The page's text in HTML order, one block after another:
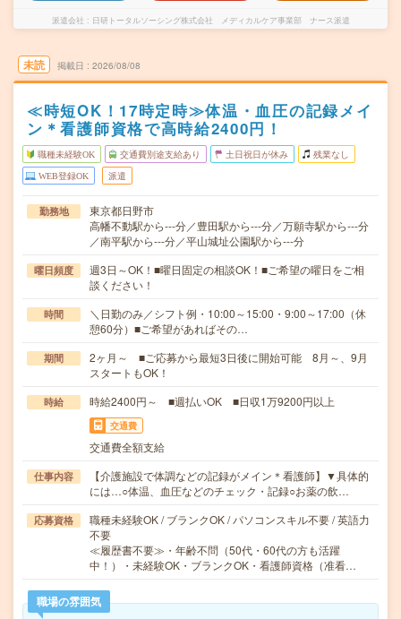
派遣会社 日研トータルソーシング株式会社 メディカルケア事業部 ナース派遣
未読 掲載日 2026/08/08
≪時短OK！17時定時≫体温・血圧の記録メイ
ン＊看護師資格で高時給2400円！
職種未経験OK 交通費別途支給あり 土日祝日が休み 残業なし
WEB登録OK 派遣
勤務地
東京都日野市
高幡不動駅から---分／豊田駅から---分／万願寺駅から---分
／南平駅から---分／平山城址公園駅から---分
曜日頻度
週3日～OK！■曜日固定の相談OK！■ご希望の曜日をご相
談ください！
時間
＼日勤のみ／シフト例・10:00～15:00・9:00～17:00（休
憩60分）■ご希望があればその…
期間
2ヶ月～ ■ご応募から最短3日後に開始可能 8月～、9月
スタートもOK！
時給 時給2400円～ ■週払いOK ■日収1万9200円以上
交通費
交通費全額支給
仕事内容
【介護施設で体調などの記録がメイン＊看護師】▼具体的
には…○体温、血圧などのチェック・記録○お薬の飲…
応募資格
職種未経験OK / ブランクOK / パソコンスキル不要 / 英語力
不要
≪履歴書不要≫・年齢不問（50代・60代の方も活躍
中！）・未経験OK・ブランクOK・看護師資格（准看…
職場の雰囲気